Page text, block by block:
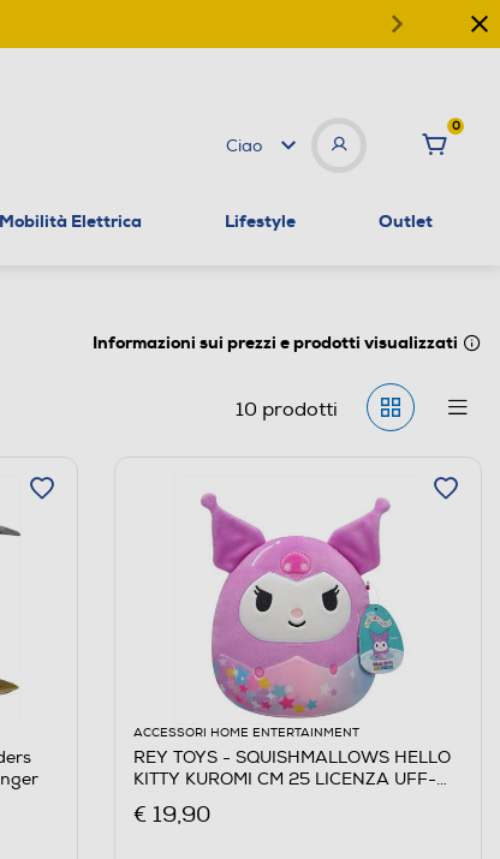
Ciao
0
Mobilità Elettrica Lifestyle Outlet
Informazioni sui prezzi e prodotti visualizzati
10 prodotti
ACCESSORI HOME ENTERTAINMENT
REY TOYS - SQUISHMALLOWS HELLO
KITTY KUROMI CM 25 LICENZA UFF-
€ 19,90